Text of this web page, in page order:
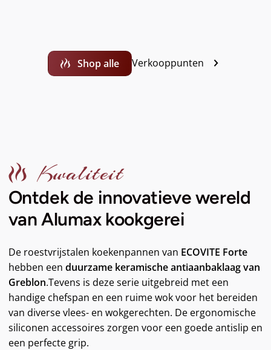
Shop alle Verkooppunten
Kwaliteit
Ontdek de innovatieve wereld
van Alumax kookgerei
De roestvrijstalen koekenpannen van ECOVITE Forte
hebben een duurzame keramische antiaanbaklaag van
Greblon.Tevens is deze serie uitgebreid met een
handige chefspan en een ruime wok voor het bereiden
van diverse vlees- en wokgerechten. De ergonomische
siliconen accessoires zorgen voor een goede antislip en
een perfecte grip.